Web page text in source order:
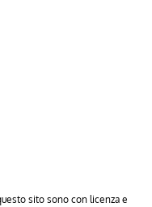
sito sono con licenza e